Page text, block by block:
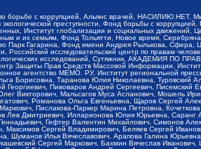
борьбе с коррупцией, Альянс врачей,
преступности, Фонд борьбы с
Институт глобализации и социальных
и их семьям, Фонд Тольятти, Новое время,
Гагарина, Фонд имени Андрея Рылькова,
исследовательский центр по правам
исследований, Сутяжник, АКАДЕМИЯ ПО
Защиты Прав Средств Массовой Информации,
агентство МЕМО. РУ, Институт региональной
Борисовна, Таранова Юлия Николаевна, Туровский
Пивоваров Андрей Сергеевич, Писемский
Викторович, Мальсагов Муса Асланович, Мошель
Романова Ольга Евгеньевна, Щаров Сергей
Пислакова-Паркер Марина Петровна,
Лев Дмитриевич, Илларионова Юлия Юрьевна,
Гефтер Валентин Михайлович, Симонов
Сергей Владимирович, Беляев Сергей
Илья Вячеславович, Арапова Галина
Сергей Маркович, Бахмин Вячеслав